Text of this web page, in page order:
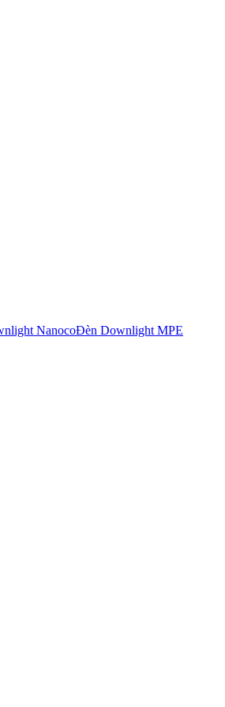
NanocoĐèn Downlight MPE